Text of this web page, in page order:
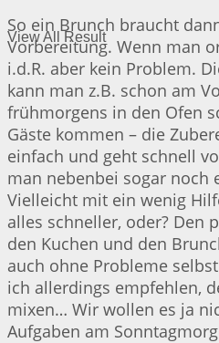
View All Result
So ein Brunch braucht
Vorbereitung. Wenn man
i.d.R. aber kein Problem.
kann man z.B. schon am
frühmorgens in den Ofen
Gäste kommen – die
einfach und geht schnell
man nebenbei sogar noch
Vielleicht mit ein wenig
alles schneller, oder? Den
den Kuchen und den
auch ohne Probleme
ich allerdings empfehlen,
mixen… Wir wollen es ja
Aufgaben am